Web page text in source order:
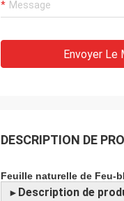
Envoyer Le
DESCRIPTION DE
Feuille naturelle de Feu-
► Description de